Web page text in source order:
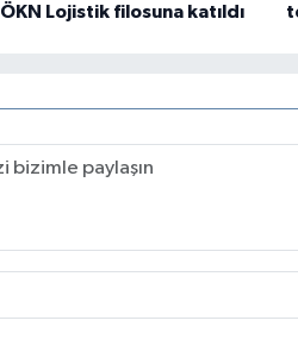
ÖKN Lojistik filosuna katıldı